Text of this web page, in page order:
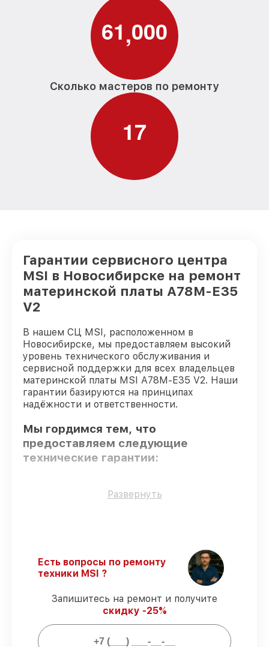
61,000
Сколько мастеров по ремонту
17
Гарантии сервисного центра
MSI в Новосибирске на ремонт
материнской платы A78M-E35
V2
В нашем СЦ MSI, расположенном в
Новосибирске, мы предоставляем высокий
уровень технического обслуживания и
сервисной поддержки для всех владельцев
материнской платы MSI A78M-E35 V2. Наши
гарантии базируются на принципах
надёжности и ответственности.
Мы гордимся тем, что
предоставляем следующие
технические гарантии:
Оригинальные детали– гарантируем
подтверждает их уровень мастерства.
Точное соблюдение сроков
–
обслуживание материнской платы A78M-
E35 V2 выполняется строго в
оговоренные сроки.
Подтвержденная гарантия–
предоставляем официальное
Развернуть
Есть вопросы по ремонту
техники MSI ?
Запишитесь на ремонт и получите
скидку -25%